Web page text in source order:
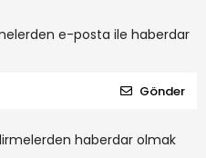
e-posta ile haberdar
Gönder
haberdar olmak